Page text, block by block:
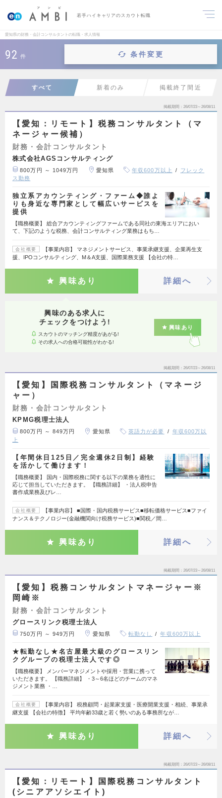
若手ハイキャリアのスカウト転職
愛知県の財務・会計コンサルタントの転職・求人情報
92 件 条件変更
すべて 新着のみ 掲載終了間近
掲載期間 26/07/23～26/08/11
【愛知：リモート】税務コンサルタント（マ
ネージャー候補）
財務・会計コンサルタント
株式会社AGSコンサルティング
800万円 ～ 1049万円 愛知県 年収600万以上
フレック
ス勤務
独立系アカウンティング・ファーム◆誰よ
りも身近な専門家として幅広いサービスを
提供
【職務概要】 総合アカウンティングファームである同社の東海エリアにおい
て、下記のような税務、会計コンサルティング業務はもち…
会社概要
【事業内容】 マネジメントサービス、事業承継支援、企業再生支
援、IPOコンサルティング、M＆A支援、国際業務支援 【会社の特…
興味あり 詳細へ
興味のある求人に
チェックをつけよう!
スカウトのマッチング精度があがる!
その求人への合格可能性がわかる!
興味あり
掲載期間 26/07/23～26/08/11
【愛知】国際税務コンサルタント（マネージ
ャー）
財務・会計コンサルタント
KPMG税理士法人
800万円 ～ 849万円 愛知県 英語力が必要
年収600万以
上
【年間休日125日／完全週休2日制】経験
を活かして働けます！
【職務概要】 国内・国際税務に関する以下の業務を適性に
応じて担当していただきます。 【職務詳細】 ・法人税申告
書作成業務及びレ…
会社概要
【事業内容】 ■国際・国内税務サービス■移転価格サービス■ファイ
ナンス＆テクノロジー(金融機関向け税務サービス)■関税／間…
興味あり 詳細へ
掲載期間 26/07/23～26/08/11
【愛知】税務コンサルタントマネージャー※
岡崎※
財務・会計コンサルタント
グロースリンク税理士法人
750万円 ～ 949万円 愛知県 転勤なし 年収600万以上
★転勤なし★名古屋最大級のグロースリン
クグループの税理士法人です◎
【職務概要】 メンバーマネジメントや採用・営業に携って
いただきます。 【職務詳細】 ・3～6名ほどのチームのマネ
ジメント業務 ・…
会社概要
【事業内容】 税務顧問・起業家支援・医療開業支援・相続、事業承
継支援 【会社の特徴】 平均年齢33歳と若く勢いのある事務所なが…
興味あり 詳細へ
掲載期間 26/07/23～26/08/11
【愛知：リモート】国際税務コンサルタント
(シニアアソシエイト)